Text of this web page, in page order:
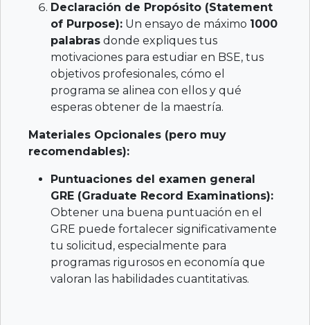
Declaración de Propósito (Statement
of Purpose): Un ensayo de máximo 1000
palabras donde expliques tus
motivaciones para estudiar en BSE, tus
objetivos profesionales, cómo el
programa se alinea con ellos y qué
esperas obtener de la maestría.
Materiales Opcionales (pero muy
recomendables):
Puntuaciones del examen general
GRE (Graduate Record Examinations):
Obtener una buena puntuación en el
GRE puede fortalecer significativamente
tu solicitud, especialmente para
programas rigurosos en economía que
valoran las habilidades cuantitativas.